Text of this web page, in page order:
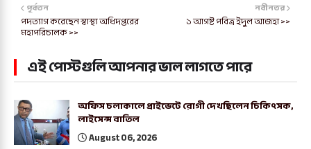
নবীনতর
১ আগষ্ট পবিত্র ইদুল আজহা >>
পূর্বতন
পদত্যাগ করেছেন স্বাস্থ্য অধিদপ্তরের
মহাপরিচালক >>
এই পোস্টগুলি আপনার ভাল লাগতে পারে
অফিস চলাকালে প্রাইভেটে রোগী দেখছিলেন চিকিৎসক,
লাইসেন্স বাতিল
August 06, 2026